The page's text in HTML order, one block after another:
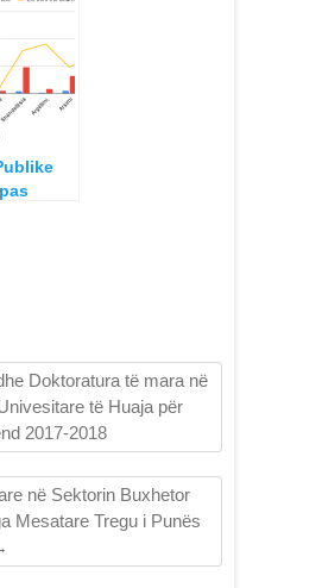
Doktoratura të mara në
të Huaja për
2017-2018
në Sektorin Buxhetor
Mesatare Tregu i Punës